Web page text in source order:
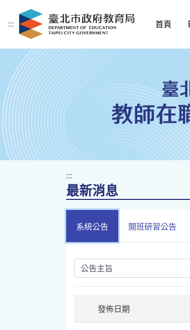
跳到主要內容
::: 首頁
:::
最新消息
系統公告 開班研習公告
發佈日期